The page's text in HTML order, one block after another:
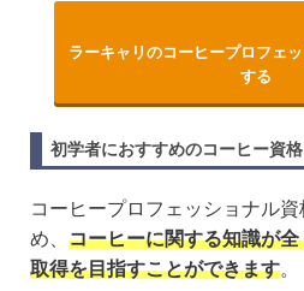
ラーキャリのコーヒープロフェ
する
初学者におすすめのコーヒー資格
コーヒープロフェッショナル
め、 コーヒーに関する知識が
取得を目指すことができます。